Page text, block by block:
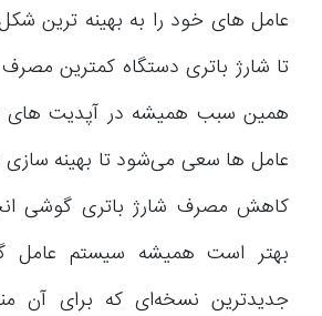
عامل های خود را به بهینه ترین
تا شارژ باتری دستگاه کمترین
همین سبب همیشه در آپدیت های
عامل ها سعی می‌شود تا بهینه
کاهش مصرف شارژ باتری گوشی
بهتر است همیشه سیستم عامل
جدیدترین نسخه‌ای که برای آن